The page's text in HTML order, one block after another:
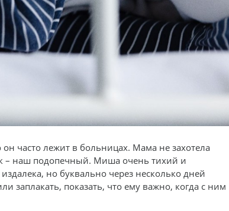
часто лежит в больницах. Мама не захотела
– наш подопечный. Миша очень тихий и
но буквально через несколько дней
заплакать, показать, что ему важно, когда с ним